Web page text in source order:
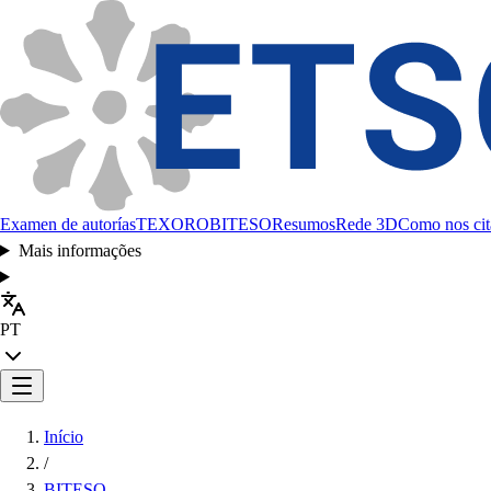
Examen de autoríasTEXOROBITESOResumosRede 3DComo nos
Mais informações
PT
Início
/